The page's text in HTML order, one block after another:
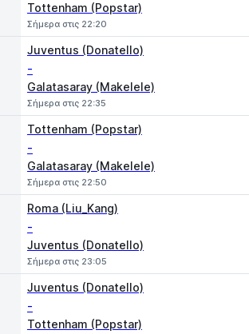
Tottenham (Popstar)
Σήμερα στις 22:20
Juventus (Donatello)
-
Galatasaray (Makelele)
Σήμερα στις 22:35
Tottenham (Popstar)
-
Galatasaray (Makelele)
Σήμερα στις 22:50
Roma (Liu_Kang)
-
Juventus (Donatello)
Σήμερα στις 23:05
Juventus (Donatello)
-
Tottenham (Popstar)